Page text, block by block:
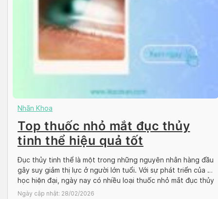
Nhãn Khoa
Top thuốc nhỏ mắt đục thủy
tinh thể hiệu quả tốt
Đục thủy tinh thể là một trong những nguyên nhân hàng đầu
gây suy giảm thị lực ở người lớn tuổi. Với sự phát triển của y
học hiện đại, ngày nay có nhiều loại thuốc nhỏ mắt đục thủy
tinh thể hỗ trợ làm chậm tiến trình bệnh và cải thiện thị lực.
Ngày cập nhật: 28/02/2026